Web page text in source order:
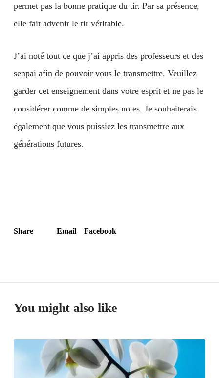
permet pas la bonne pratique du tir. Par sa présence,
elle fait advenir le tir véritable.
J’ai noté tout ce que j’ai appris des professeurs et des
senpai afin de pouvoir vous le transmettre. Veuillez
garder cet enseignement dans votre esprit et ne pas le
considérer comme de simples notes. Je souhaiterais
également que vous puissiez les transmettre aux
générations futures.
Share Email Facebook
You might also like